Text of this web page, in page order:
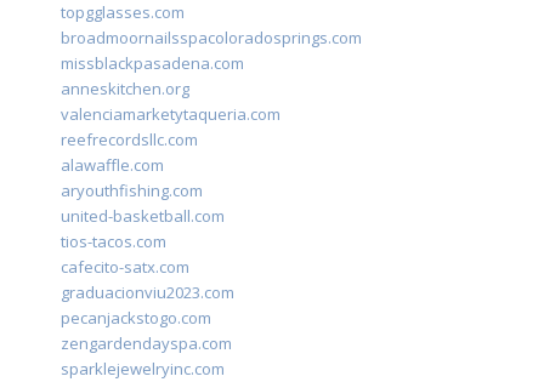
topgglasses.com
broadmoornailsspacoloradosprings.com
missblackpasadena.com
anneskitchen.org
valenciamarketytaqueria.com
reefrecordsllc.com
alawaffle.com
aryouthfishing.com
united-basketball.com
tios-tacos.com
cafecito-satx.com
graduacionviu2023.com
pecanjackstogo.com
zengardendayspa.com
sparklejewelryinc.com